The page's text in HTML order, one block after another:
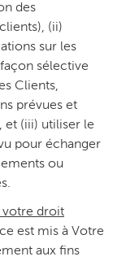
des
(ii)
sur les
sélective
Clients,
prévues et
et (iii) utiliser le
pour échanger
ou
votre droit
est mis à Votre
aux fins